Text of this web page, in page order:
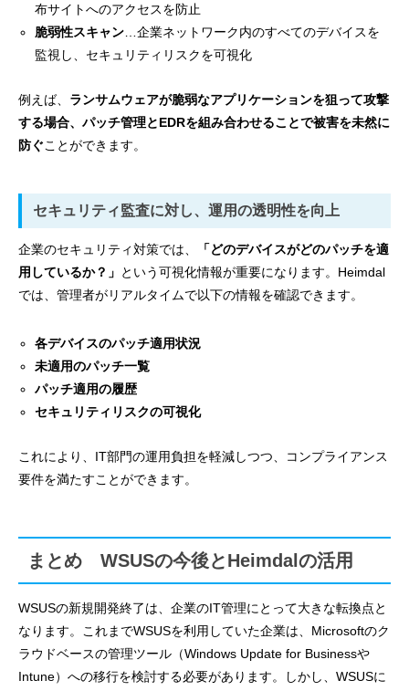
布サイトへのアクセスを防止
脆弱性スキャン …企業ネットワーク内のすべてのデバイスを
監視し、セキュリティリスクを可視化
例えば、 ランサムウェアが脆弱なアプリケーションを狙って攻撃
する場合、パッチ管理とEDRを組み合わせることで被害を未然に
防ぐことができます。
セキュリティ監査に対し、運用の透明性を向上
企業のセキュリティ対策では、
「どのデバイスがどのパッチを適
用しているか？」 という可視化情報が重要になります。Heimdal
では、管理者がリアルタイムで以下の情報を確認できます。
各デバイスのパッチ適用状況
未適用のパッチ一覧
パッチ適用の履歴
セキュリティリスクの可視化
これにより、IT部門の運用負担を軽減しつつ、コンプライアンス
要件を満たすことができます。
まとめ WSUSの今後とHeimdalの活用
WSUSの新規開発終了は、企業のIT管理にとって大きな転換点と
なります。これまでWSUSを利用していた企業は、Microsoftのク
ラウドベースの管理ツール（Windows Update for Businessや
Intune）への移行を検討する必要があります。しかし、WSUSに